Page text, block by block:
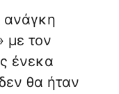
ανάγκη
με τον
ένεκα
θα ήταν